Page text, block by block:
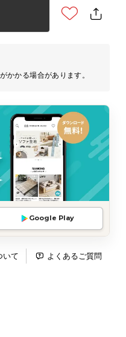
かかる場合があります。
Google Play
いて よくあるご質問